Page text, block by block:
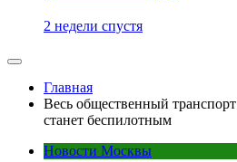
2 недели спустя
Главная
Весь общественный
станет беспилотным
Новости Москвы